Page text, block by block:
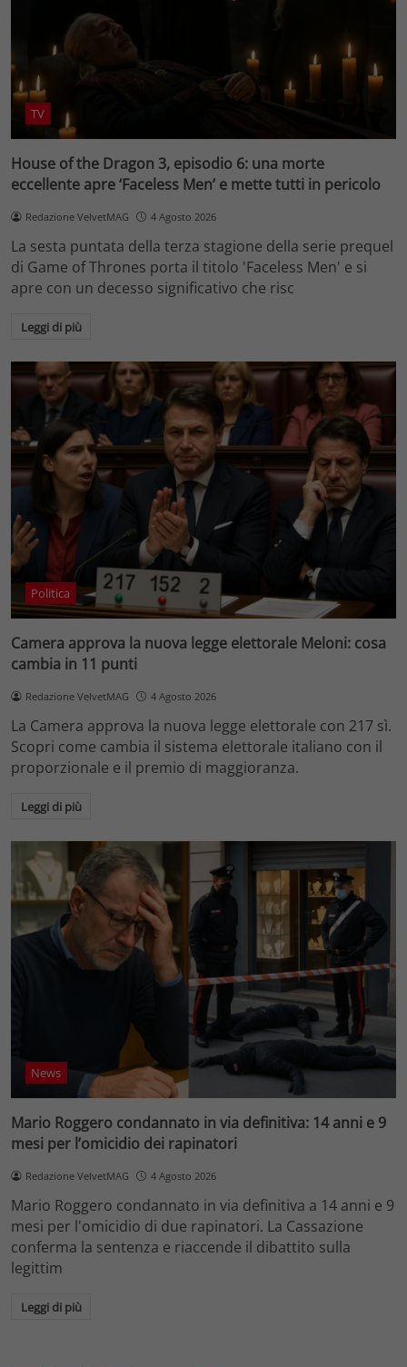
TV
House of the Dragon 3, episodio 6: una morte
eccellente apre ‘Faceless Men’ e mette tutti in pericolo
Redazione VelvetMAG 4 Agosto 2026
La sesta puntata della terza stagione della serie prequel
di Game of Thrones porta il titolo 'Faceless Men' e si
apre con un decesso significativo che risc
Leggi di più
Politica
Camera approva la nuova legge elettorale Meloni: cosa
cambia in 11 punti
Redazione VelvetMAG 4 Agosto 2026
La Camera approva la nuova legge elettorale con 217 sì.
Scopri come cambia il sistema elettorale italiano con il
proporzionale e il premio di maggioranza.
Leggi di più
News
Mario Roggero condannato in via definitiva: 14 anni e 9
mesi per l’omicidio dei rapinatori
Redazione VelvetMAG 4 Agosto 2026
Mario Roggero condannato in via definitiva a 14 anni e 9
mesi per l'omicidio di due rapinatori. La Cassazione
conferma la sentenza e riaccende il dibattito sulla
legittim
Leggi di più